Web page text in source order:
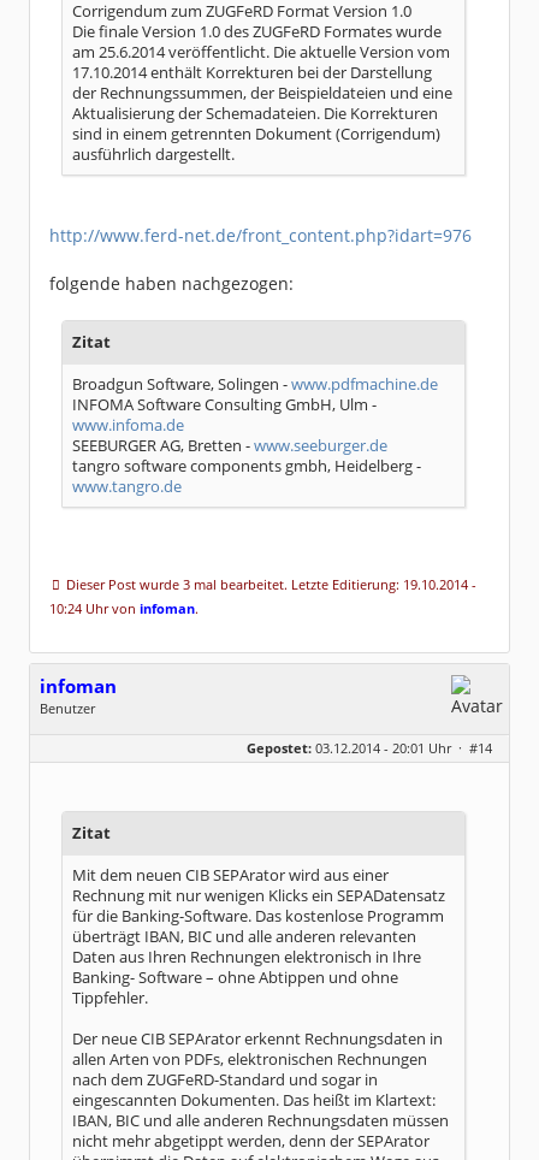
Corrigendum zum ZUGFeRD Format Version 1.0
Die finale Version 1.0 des ZUGFeRD Formates wurde
am 25.6.2014 veröffentlicht. Die aktuelle Version vom
17.10.2014 enthält Korrekturen bei der Darstellung
der Rechnungssummen, der Beispieldateien und eine
Aktualisierung der Schemadateien. Die Korrekturen
sind in einem getrennten Dokument (Corrigendum)
ausführlich dargestellt.
http://www.ferd-net.de/front_content.php?idart=976
folgende haben nachgezogen:
Zitat
Broadgun Software, Solingen -www.pdfmachine.de
INFOMA Software Consulting GmbH, Ulm -
www.infoma.de
SEEBURGER AG, Bretten -www.seeburger.de
tangro software components gmbh, Heidelberg -
www.tangro.de
Dieser Post wurde 3 mal bearbeitet. Letzte Editierung: 19.10.2014 -
10:24 Uhr von infoman.
infoman
Benutzer
Dabei seit:
06 / 2008
Gepostet: 03.12.2014 - 20:01 Uhr · #14
Zitat
Mit dem neuen CIB SEPArator wird aus einer
Rechnung mit nur wenigen Klicks ein SEPADatensatz
für die Banking-Software. Das kostenlose Programm
überträgt IBAN, BIC und alle anderen relevanten
Daten aus Ihren Rechnungen elektronisch in Ihre
Banking- Software – ohne Abtippen und ohne
Tippfehler.
Der neue CIB SEPArator erkennt Rechnungsdaten in
allen Arten von PDFs, elektronischen Rechnungen
nach dem ZUGFeRD-Standard und sogar in
eingescannten Dokumenten. Das heißt im Klartext:
IBAN, BIC und alle anderen Rechnungsdaten müssen
nicht mehr abgetippt werden, denn der SEPArator